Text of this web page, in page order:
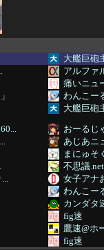
大艦巨砲
アルファ
痛いニュ
わんこー
大艦巨砲
おーるじ
あじあニ
まにゅそ
不思議
女子アナ
わんこー
カンダタ
fig速
鷹速@ホ
fig速